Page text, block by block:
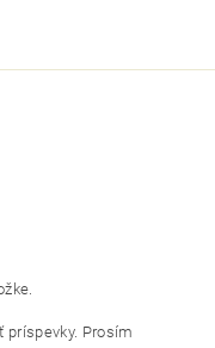
príspevky. Prosím